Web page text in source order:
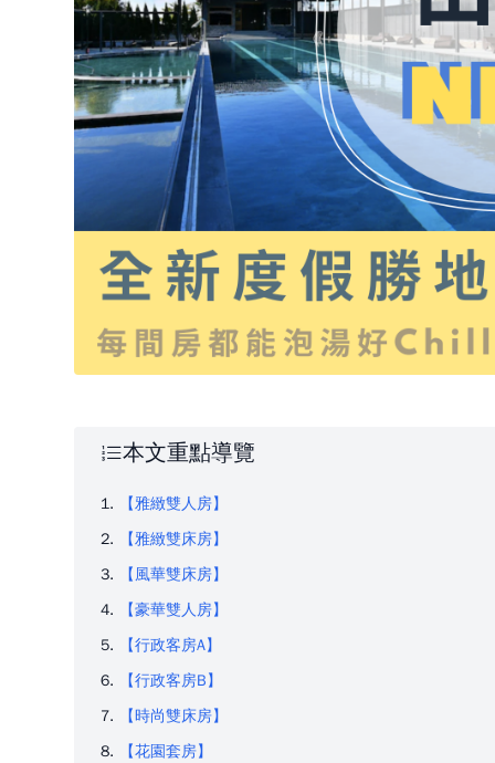
本文重點導覽
【雅緻雙人房】
【雅緻雙床房】
【風華雙床房】
【豪華雙人房】
【行政客房A】
【行政客房B】
【時尚雙床房】
【花園套房】